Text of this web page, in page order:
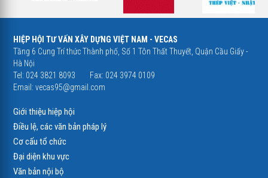
HIỆP HỘI TƯ VẤN XÂY DỰNG VIỆT NAM - VECAS
Tầng 6 Cung Trí thức Thành phố, Số 1 Tôn Thất Thuyết, Quận Cầu Giấy -
Hà Nội
Tel: 024 3821 8093
Fax: 024 3974 0109
Email:vecas95@gmail.com
Giới thiệu hiệp hội
Điều lệ, các văn bản pháp lý
Cơ cấu tổ chức
Đại diện khu vực
Văn bản nội bộ